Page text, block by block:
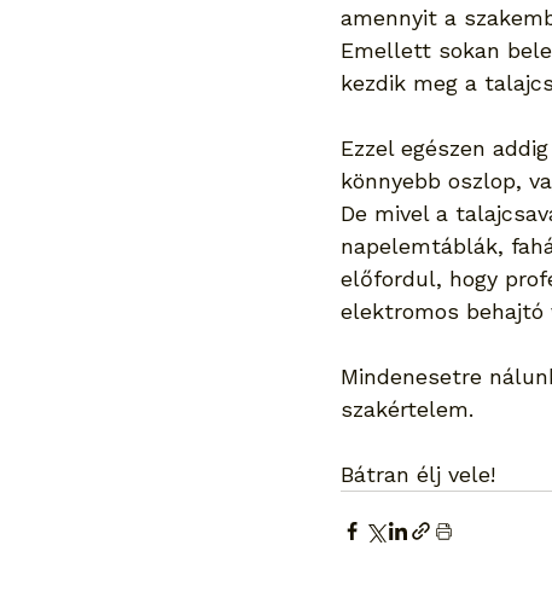
amennyit a
Emellett sokan
kezdik meg a
Ezzel egészen
könnyebb oszlop,
De mivel a
napelemtáblák,
előfordul, hogy
elektromos behajtó
Mindenesetre
szakértelem.
Bátran élj vele!